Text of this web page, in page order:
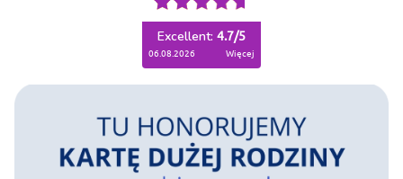
Excellent: 4.7/5
06.08.2026 więcej